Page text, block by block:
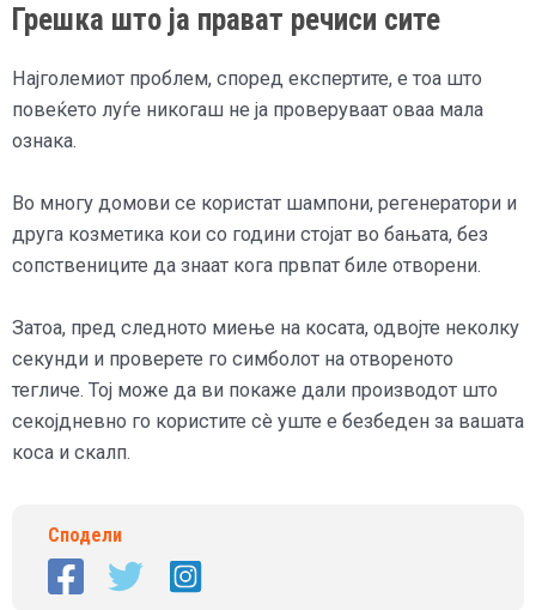
Грешка што ја прават речиси сите
Најголемиот проблем, според експертите, е тоа што
повеќето луѓе никогаш не ја проверуваат оваа мала
ознака.
Во многу домови се користат шампони, регенератори и
друга козметика кои со години стојат во бањата, без
сопствениците да знаат кога првпат биле отворени.
Затоа, пред следното миење на косата, одвојте неколку
секунди и проверете го симболот на отвореното
тегличе. Тој може да ви покаже дали производот што
секојдневно го користите сè уште е безбеден за вашата
коса и скалп.
Сподели